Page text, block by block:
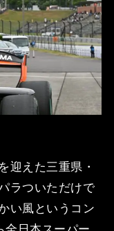
迎えた三重県・
ラついただけで
い風というコン